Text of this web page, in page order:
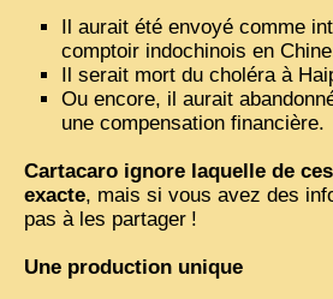
ZOOM PHOTO
DÊ THAM
MUSÉES
ALBUMS FAMILLE
EN
Il aurait été envoyé comme
comptoir indochinois en
Il serait mort du choléra à
Ou encore, il aurait
une compensation financière.
Cartacaro ignore laquelle de
exacte, mais si vous avez des
pas à les partager !
Une production unique